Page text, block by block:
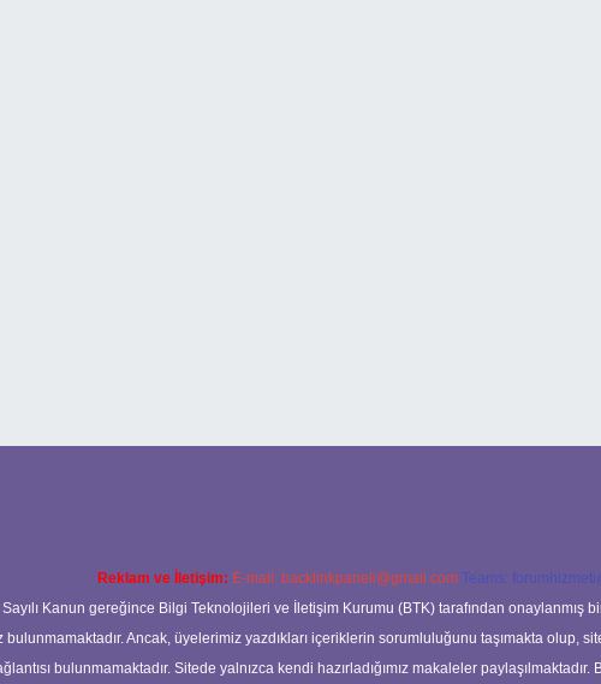
Reklam ve İletişim: E-mail: backlinkpaneli@gmail.com Teams:
Kanun gereğince Bilgi Teknolojileri ve İletişim Kurumu (BTK) tarafından
bulunmamaktadır. Ancak, üyelerimiz yazdıkları içeriklerin sorumluluğunu taşımakta
bulunmamaktadır. Sitede yalnızca kendi hazırladığımız makaleler